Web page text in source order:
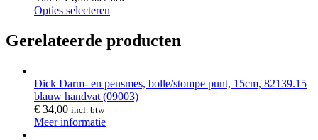
Opties selecteren
Gerelateerde producten
Dick Darm- en pensmes, bolle/stompe punt, 15cm, 82139.15
blauw handvat (09003)
€ 34,00 incl. btw
Meer informatie